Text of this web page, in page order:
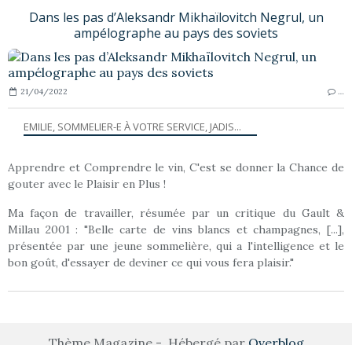
Dans les pas d’Aleksandr Mikhaïlovitch Negrul, un
ampélographe au pays des soviets
21/04/2022
EMILIE, SOMMELIER-E À VOTRE SERVICE, JADIS...
Apprendre et Comprendre le vin, C'est se donner la Chance de
gouter avec le Plaisir en Plus !
Ma façon de travailler, résumée par un critique du Gault &
Millau 2001 : "Belle carte de vins blancs et champagnes, [...],
présentée par une jeune sommelière, qui a l'intelligence et le
bon goût, d'essayer de deviner ce qui vous fera plaisir."